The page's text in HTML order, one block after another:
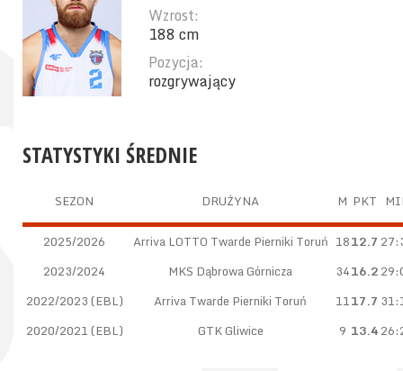
Wzrost:
188 cm
Pozycja:
rozgrywający
STATYSTYKI ŚREDNIE
SEZON DRUŻYNA M PKT
2025/2026 Arriva LOTTO Twarde Pierniki Toruń 1812.7
2023/2024
MKS Dąbrowa Górnicza 3416.2
2022/2023 (EBL)
Arriva Twarde Pierniki Toruń 1117.7
2020/2021 (EBL)
GTK Gliwice 9 13.4